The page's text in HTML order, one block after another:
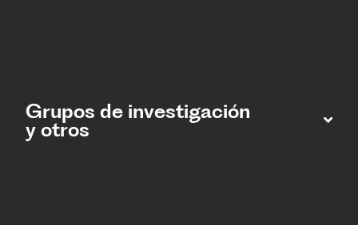
Grupos de investigación
y otros